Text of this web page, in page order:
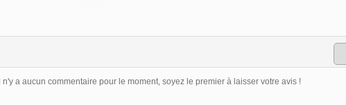
Il n'y a aucun commentaire pour le moment, soyez le premier à laisser votre avis !